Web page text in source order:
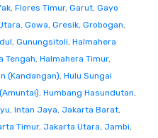
, Flores Timur, Garut, Gayo
, Gowa, Gresik, Grobogan,
, Gunungsitoli, Halmahera
Tengah, Halmahera Timur,
(Kandangan), Hulu Sungai
, Humbang Hasundutan,
, Intan Jaya, Jakarta Barat,
Timur, Jakarta Utara, Jambi,